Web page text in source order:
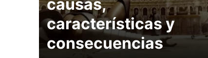
causas,
características y
consecuencias